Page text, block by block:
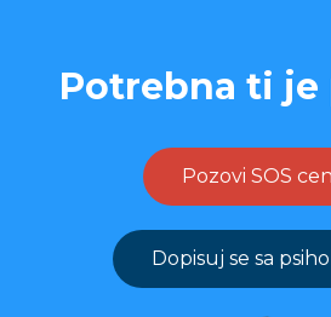
Potrebna ti je
Pozovi SOS
Dopisuj se sa